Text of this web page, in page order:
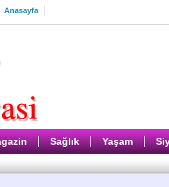
Anasayfa
Sağlık Yaşam